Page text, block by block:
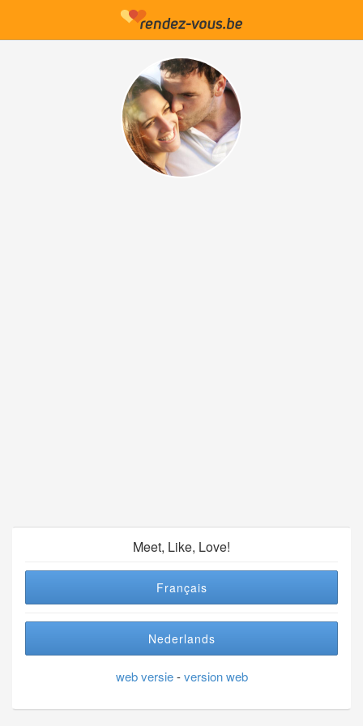
Meet, Like, Love!
Français
Nederlands
web versie-version web